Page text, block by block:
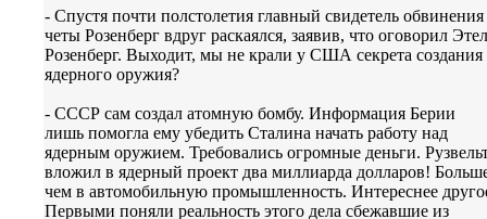
- Спустя почти полстолетия главный свидетель обвинения
четы Розенберг вдруг раскаялся, заявив, что оговорил
Розенберг. Выходит, мы не крали у США секрета создания
ядерного оружия?
- СССР сам создал атомную бомбу. Информация Берии
лишь помогла ему убедить Сталина начать работу над
ядерным оружием. Требовались огромные деньги.
вложил в ядерный проект два миллиарда долларов!
чем в автомобильную промышленность. Интереснее
Первыми поняли реальность этого дела сбежавшие из